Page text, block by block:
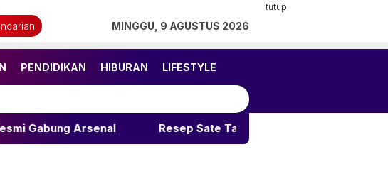
tutup
MINGGU, 9 AGUSTUS 2026
PENDIDIKAN HIBURAN LIFESTYLE
Arsenal Resep Sate Taichan Rumahan: Rahasia Pedas